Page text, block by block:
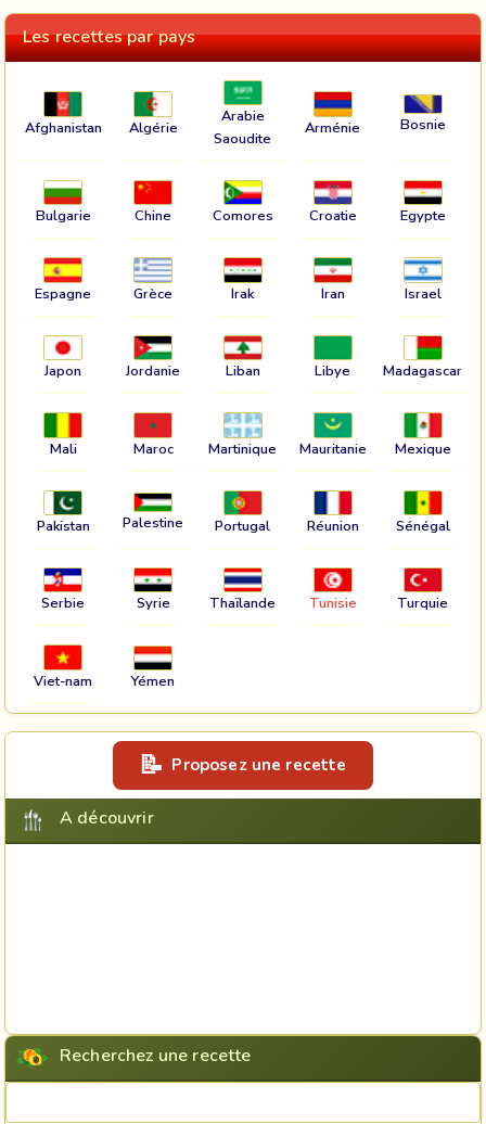
Les recettes par pays
Afghanistan Algérie
Arabie
Saoudite
Arménie Bosnie
Bulgarie Chine Comores Croatie Egypte
Espagne Grèce Irak Iran Israel
Japon Jordanie Liban Libye Madagascar
Mali Maroc Martinique Mauritanie Mexique
Pakistan Palestine Portugal Réunion Sénégal
Serbie Syrie Thaïlande Tunisie Turquie
Viet-nam Yémen
Proposez une recette
A découvrir
Recherchez une recette